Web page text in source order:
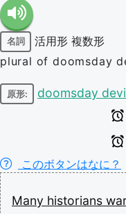
名詞 活用形 複数形
plural of doomsday
原形: doomsday
このボタンはなに？
Many historians